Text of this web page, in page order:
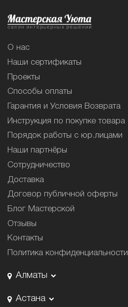
О нас
Наши сертификаты
Проекты
Способы оплаты
Гарантия и Условия Возврата
Инструкция по покупке товара
Порядок работы с юр.лицами
Наши партнёры
Сотрудничество
Доставка
Договор публичной оферты
Блог Мастерской
Отзывы
Контакты
Политика конфиденциальности
Алматы
Астана